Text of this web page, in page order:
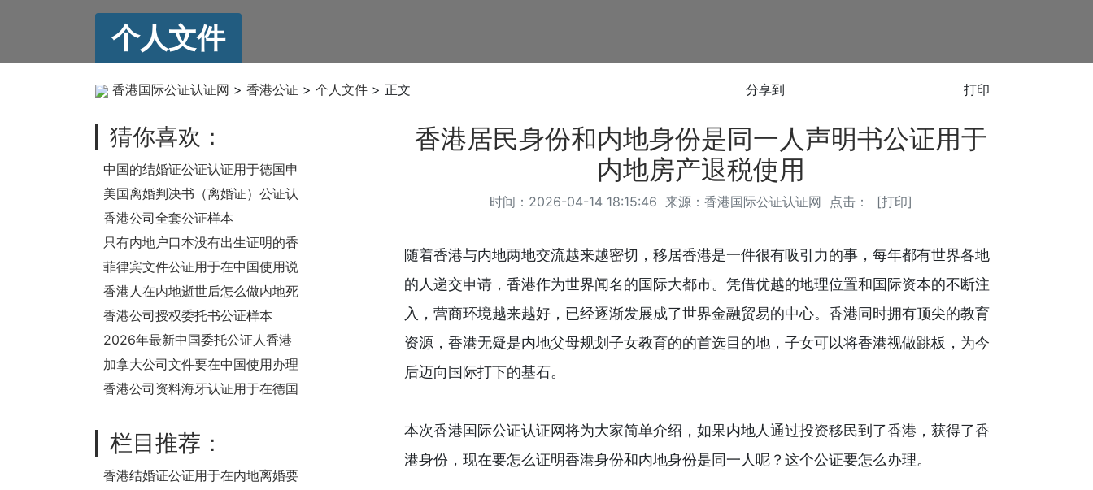
个人文件
香港国际公证认证网 > 香港公证 > 个人文件 > 正文 分享到 打印
猜你喜欢：
中国的结婚证公证认证用于德国申
请陪伴签如何办理？
美国离婚判决书（离婚证）公证认
证
香港公司全套公证样本
只有内地户口本没有出生证明的香
港人要移民美国要怎么办理中国出
生公证呢？
菲律宾文件公证用于在中国使用说
明
香港人在内地逝世后怎么做内地死
亡证公证用于香港办理遗产手续
呢？
香港公司授权委托书公证样本
2026年最新中国委托公证人香港
律师名单
加拿大公司文件要在中国使用办理
使馆公证认证流程是怎样的？
香港公司资料海牙认证用于在德国
栏目推荐：
香港结婚证公证用于在内地离婚要
香港居民身份和内地身份是同一人声明书公证用于
内地房产退税使用
时间：2026-04-14 18:15:46 来源： 香港国际公证认证网 点击： [打印]
随着香港与内地两地交流越来越密切，移居香港是一件很有吸引力的事，每年都有世界各地
的人递交申请，香港作为世界闻名的国际大都市。凭借优越的地理位置和国际资本的不断注
入，营商环境越来越好，已经逐渐发展成了世界金融贸易的中心。香港同时拥有顶尖的教育
资源，香港无疑是内地父母规划子女教育的的首选目的地，子女可以将香港视做跳板，为今
后迈向国际打下的基石。
本次香港国际公证认证网将为大家简单介绍，如果内地人通过投资移民到了香港，获得了香
港身份，现在要怎么证明香港身份和内地身份是同一人呢？这个公证要怎么办理。